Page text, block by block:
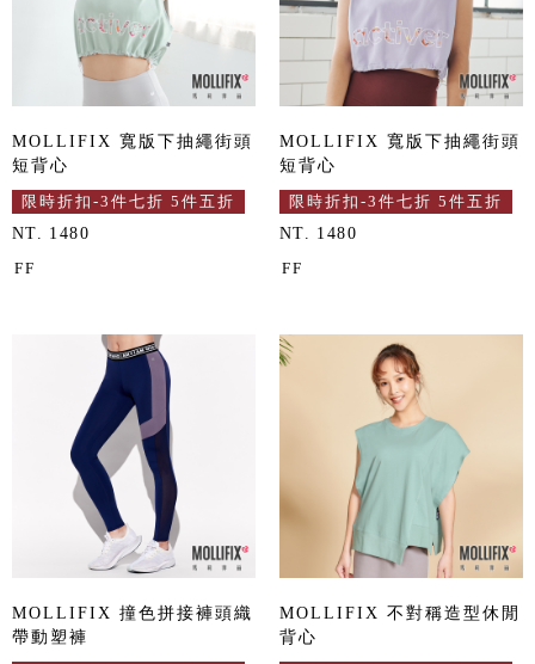
MOLLIFIX 寬版下抽繩街頭
短背心
限時折扣-3件七折 5件五折
NT. 1480
FF
MOLLIFIX 寬版下抽繩街頭
短背心
限時折扣-3件七折 5件五折
NT. 1480
FF
MOLLIFIX 撞色拼接褲頭織
帶動塑褲
MOLLIFIX 不對稱造型休閒
背心